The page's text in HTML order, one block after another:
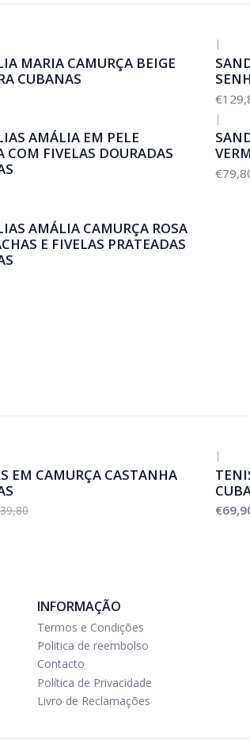
MARIA CAMURÇA BEIGE
CUBANAS
|
AMÁLIA EM PELE
COM FIVELAS DOURADAS
|
AMÁLIA CAMURÇA ROSA
E FIVELAS PRATEADAS
EM CAMURÇA CASTANHA
|
INFORMAÇÃO
Termos e Condições
Politica de reembolso
Contacto
Política de Privacidade
Livro de Reclamações